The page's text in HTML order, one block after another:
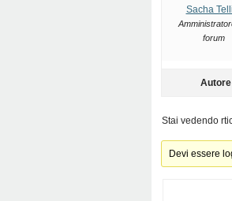
Sacha
forum
Autore
Stai vedendo
Devi essere